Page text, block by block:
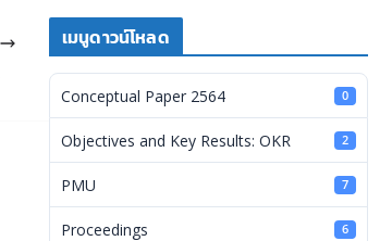
เมนูดาวน์โหลด
Conceptual Paper 2564 0
Objectives and Key Results: OKR 2
PMU 7
Proceedings 6